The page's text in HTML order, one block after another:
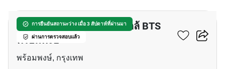
การยืนยันสถานะว่าง เมื่อ 3 สัปดาห์ที่ผ่านมา
ผ่านการตรวจสอบแล้ว
อพาร์ทเมนต์ 1-ห้องนอน ใกล้ BTS
พร้อมพงษ์
พร้อมพงษ์, กรุงเทพ